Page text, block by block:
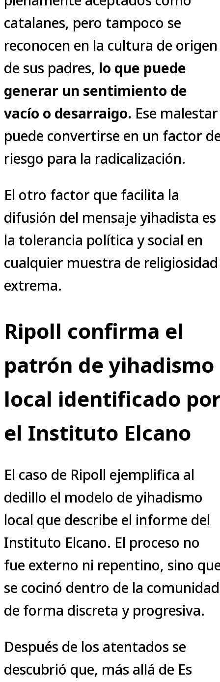
catalanes, pero tampoco se
reconocen en la cultura de origen
de sus padres, lo que puede
generar un sentimiento de
vacío o desarraigo. Ese malestar
puede convertirse en un factor
riesgo para la radicalización.
El otro factor que facilita la
difusión del mensaje yihadista es
la tolerancia política y social en
cualquier muestra de religiosidad
extrema.
Ripoll confirma el
patrón de yihadismo
local identificado
el Instituto Elcano
El caso de Ripoll ejemplifica al
dedillo el modelo de yihadismo
local que describe el informe del
Instituto Elcano. El proceso no
fue externo ni repentino, sino
se cocinó dentro de la
de forma discreta y progresiva.
Después de los atentados se
descubrió que, más allá de Es